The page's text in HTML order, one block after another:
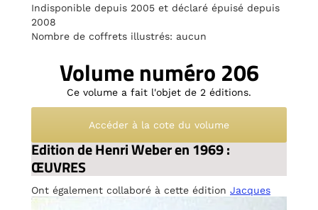
Indisponible depuis 2005 et déclaré épuisé depuis
2008
Nombre de coffrets illustrés: aucun
Volume numéro 206
Ce volume a fait l'objet de 2 éditions.
Accéder à la cote du volume
Edition de Henri Weber en 1969 :
ŒUVRES
Ont également collaboré à cette édition Jacques